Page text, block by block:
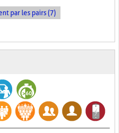
par les pairs (7)